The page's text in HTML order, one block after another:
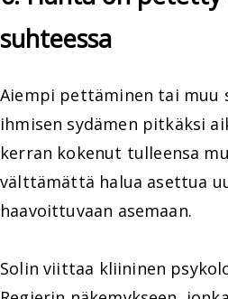
suhteessa
Aiempi pettäminen tai muu
ihmisen sydämen pitkäksi
kerran kokenut tulleensa
välttämättä halua asettua
haavoittuvaan asemaan.
Solin viittaa kliininen